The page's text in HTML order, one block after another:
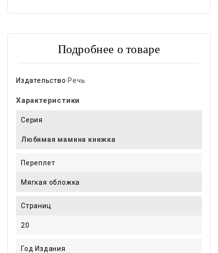
Подробнее о товаре
Издательство Речь
Характеристики
Серия
Любимая мамина книжка
Переплет
Мягкая обложка
Страниц
20
Год Издания